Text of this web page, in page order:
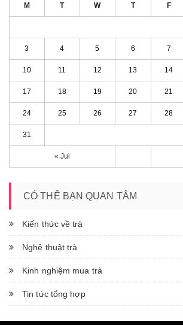
M T W T F
« Jul
3 4 5 6 7
10 11 12 13 14
17 18 19 20 21
24 25 26 27 28
31
CÓ THỂ BẠN QUAN TÂM
Kiến thức về trà
Nghệ thuật trà
Kinh nghiệm mua trà
Tin tức tổng hợp